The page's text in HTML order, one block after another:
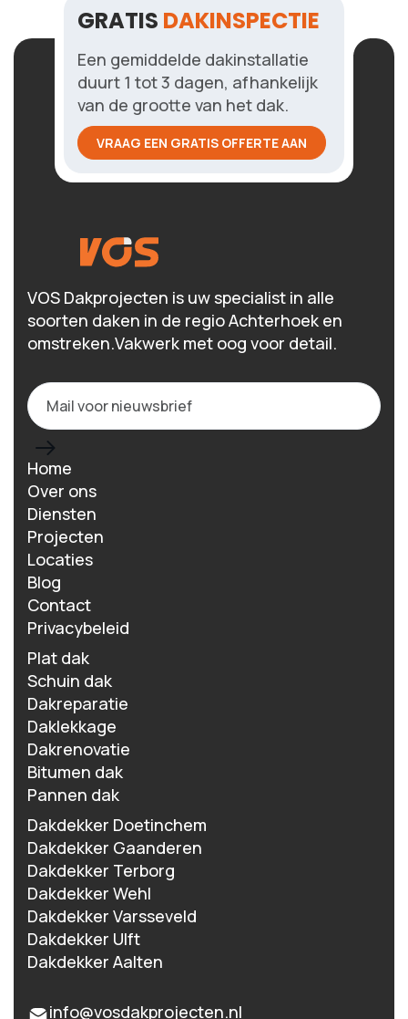
offerte aan
Neem direct contact op
GRATIS DAKINSPECTIE
Een gemiddelde dakinstallatie
duurt 1 tot 3 dagen, afhankelijk
van de grootte van het dak.
VRAAG EEN GRATIS OFFERTE AAN
VOS Dakprojecten is uw specialist in alle
soorten daken in de regio Achterhoek en
omstreken.Vakwerk met oog voor detail.
Home
Over ons
Diensten
Projecten
Locaties
Blog
Contact
Privacybeleid
Plat dak
Schuin dak
Dakreparatie
Daklekkage
Dakrenovatie
Bitumen dak
Pannen dak
Dakdekker Doetinchem
Dakdekker Gaanderen
Dakdekker Terborg
Dakdekker Wehl
Dakdekker Varsseveld
Dakdekker Ulft
Dakdekker Aalten
info@vosdakprojecten.nl